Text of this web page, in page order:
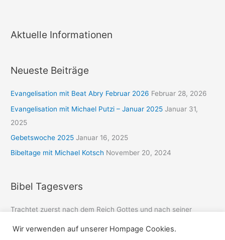
Aktuelle Informationen
Neueste Beiträge
Evangelisation mit Beat Abry Februar 2026 Februar 28, 2026
Evangelisation mit Michael Putzi – Januar 2025 Januar 31,
2025
Gebetswoche 2025 Januar 16, 2025
Bibeltage mit Michael Kotsch November 20, 2024
Bibel Tagesvers
Trachtet zuerst nach dem Reich Gottes und nach seiner
Wir verwenden auf unserer Hompage Cookies.